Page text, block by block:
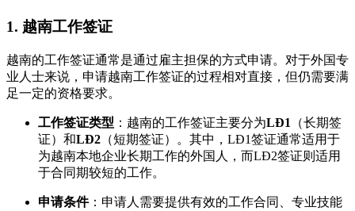
1. 越南工作签证
越南的工作签证通常是通过雇主担保的方式申请。对于外国专
业人士来说，申请越南工作签证的过程相对直接，但仍需要满
足一定的资格要求。
工作签证类型 ：越南的工作签证主要分为LĐ1
（长期签
证）和LĐ2 （短期签证）。其中，LĐ1签证通常适用于
为越南本地企业长期工作的外国人，而LĐ2签证则适用
于合同期较短的工作。
申请条件：申请人需要提供有效的工作合同、专业技能